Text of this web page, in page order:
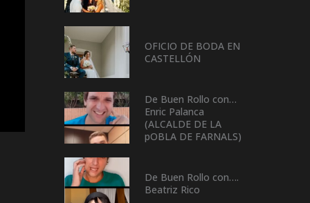
OFICIO DE BODA EN
CASTELLÓN
De Buen Rollo con…
Enric Palanca
(ALCALDE DE LA
pOBLA DE FARNALS)
De Buen Rollo con….
Beatriz Rico